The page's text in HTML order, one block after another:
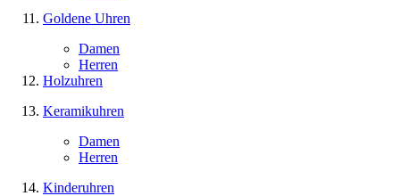
Goldene Uhren
Damen
Herren
Holzuhren
Keramikuhren
Damen
Herren
Kinderuhren